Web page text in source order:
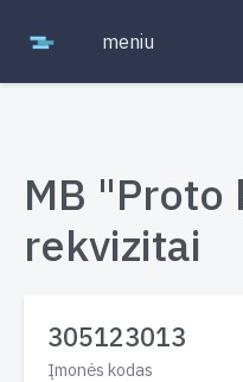
meniu
MB
rekvizitai
305123013
Įmonės kodas